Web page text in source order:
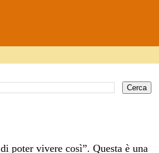
poter vivere così”. Questa è una